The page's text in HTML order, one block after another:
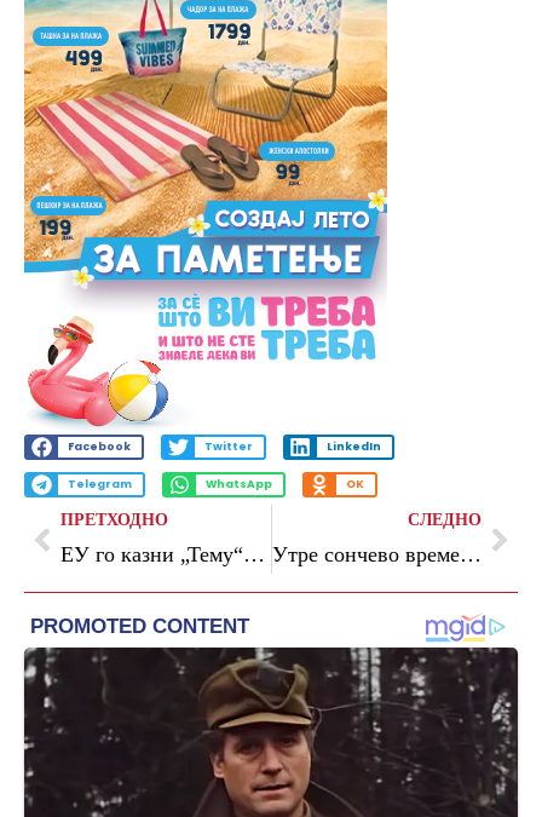
Facebook Twitter LinkedIn
Telegram WhatsApp OK
ПРЕТХОДНО
ЕУ го казни „Тему“ со 200 милиони евра поради продажба на небезбедни производи
СЛЕДНО
Утре сончево време со температура до 31 степен